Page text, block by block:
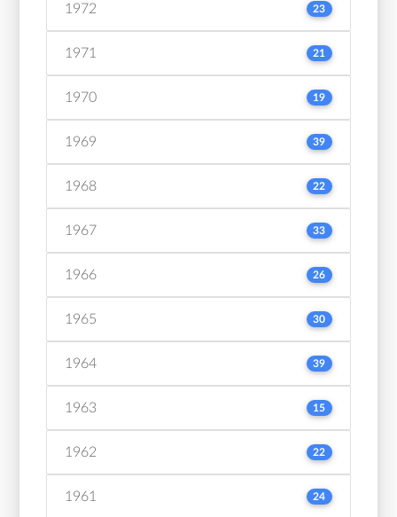
1972 23
1971 21
1970 19
1969 39
1968 22
1967 33
1966 26
1965 30
1964 39
1963 15
1962 22
1961 24